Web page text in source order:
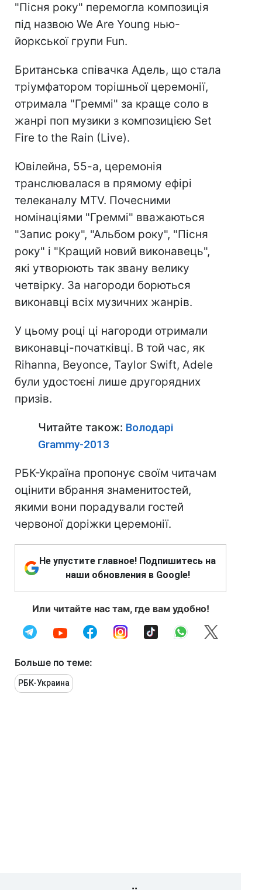
"Пісня року" перемогла композиція
під назвою We Are Young нью-
йоркської групи Fun.
Британська співачка Адель, що стала
тріумфатором торішньої церемонії,
отримала "Греммі" за краще соло в
жанрі поп музики з композицією Set
Fire to the Rain (Live).
Ювілейна, 55-а, церемонія
транслювалася в прямому ефірі
телеканалу MTV. Почесними
номінаціями "Греммі" вважаються
"Запис року", "Альбом року", "Пісня
року" і "Кращий новий виконавець",
які утворюють так звану велику
четвірку. За нагороди борються
виконавці всіх музичних жанрів.
У цьому році ці нагороди отримали
виконавці-початківці. В той час, як
Rihanna, Beyonce, Taylor Swift, Adele
були удостоєні лише другорядних
призів.
Читайте також: Володарі
Grammy-2013
РБК-Україна пропонує своїм читачам
оцінити вбрання знаменитостей,
якими вони порадували гостей
червоної доріжки церемонії.
Не упустите главное! Подпишитесь на
наши обновления в Google!
Или читайте нас там, где вам удобно!
Больше по теме:
РБК-Украина